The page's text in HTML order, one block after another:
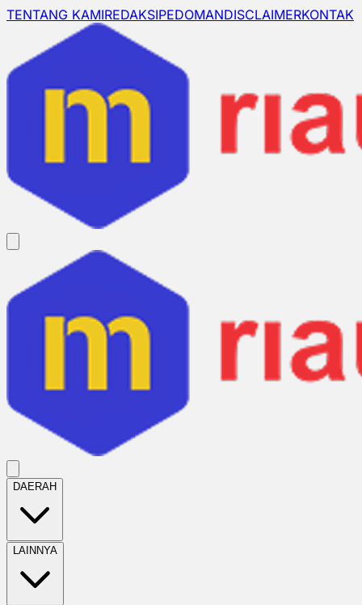
TENTANG KAMIREDAKSIPEDOMANDISCLAIMERKONTAK
DAERAH
LAINNYA